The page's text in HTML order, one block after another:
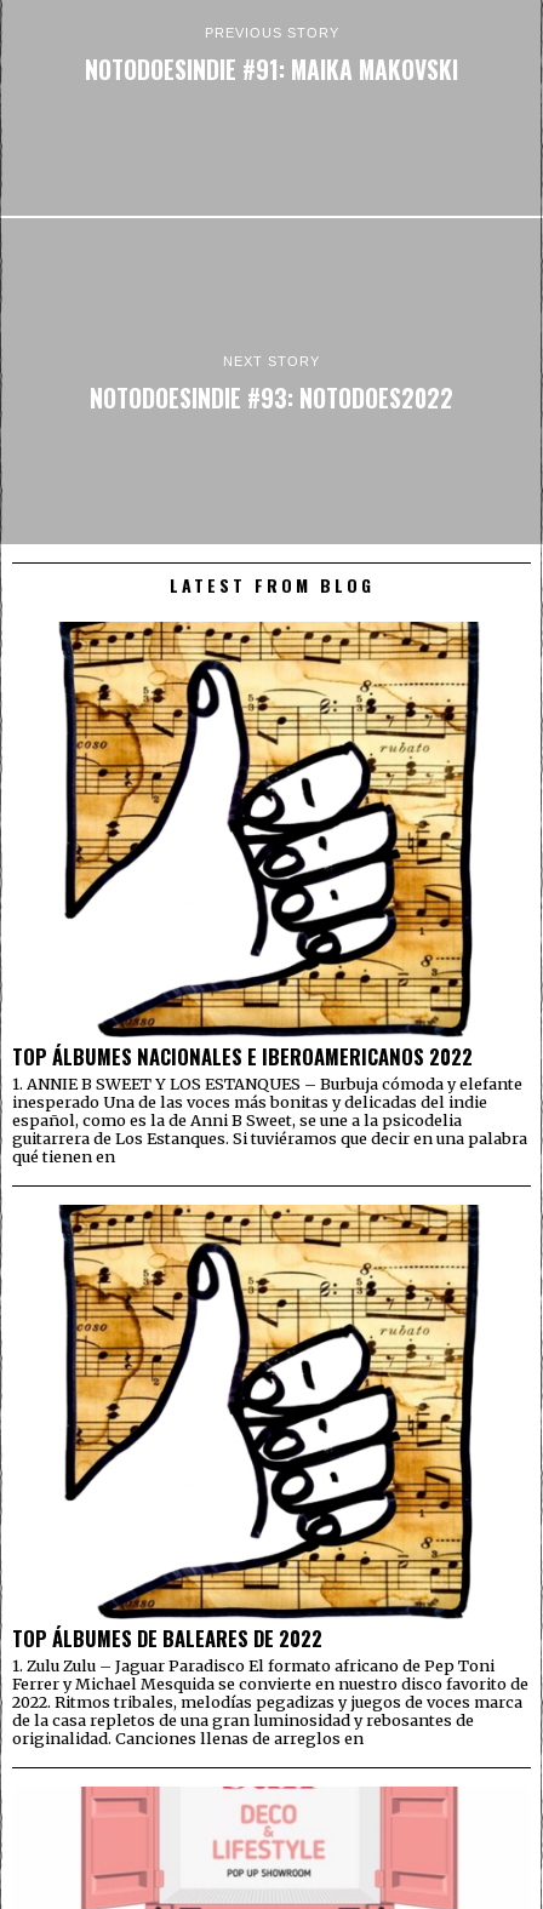
PREVIOUS STORY
NOTODOESINDIE #91: MAIKA MAKOVSKI
NEXT STORY
NOTODOESINDIE #93: NOTODOES2022
LATEST FROM BLOG
TOP ÁLBUMES NACIONALES E IBEROAMERICANOS 2022
1. ANNIE B SWEET Y LOS ESTANQUES – Burbuja cómoda y elefante
inesperado Una de las voces más bonitas y delicadas del indie
español, como es la de Anni B Sweet, se une a la psicodelia
guitarrera de Los Estanques. Si tuviéramos que decir en una palabra
qué tienen en
TOP ÁLBUMES DE BALEARES DE 2022
1. Zulu Zulu – Jaguar Paradisco El formato africano de Pep Toni
Ferrer y Michael Mesquida se convierte en nuestro disco favorito de
2022. Ritmos tribales, melodías pegadizas y juegos de voces marca
de la casa repletos de una gran luminosidad y rebosantes de
originalidad. Canciones llenas de arreglos en